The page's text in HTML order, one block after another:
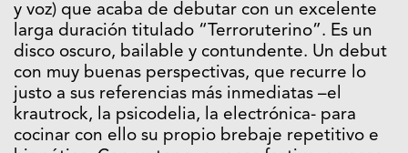
y voz) que acaba de debutar con un excelente
larga duración titulado “Terroruterino”. Es un
disco oscuro, bailable y contundente. Un debut
con muy buenas perspectivas, que recurre lo
justo a sus referencias más inmediatas –el
krautrock, la psicodelia, la electrónica- para
cocinar con ello su propio brebaje repetitivo e